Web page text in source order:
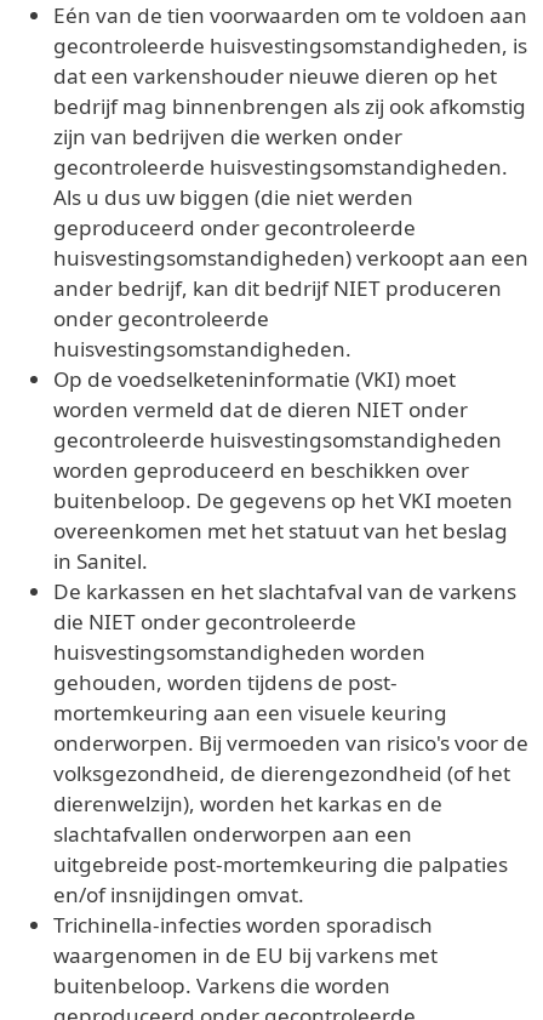
Eén van de tien voorwaarden om te voldoen aan
gecontroleerde huisvestingsomstandigheden, is
dat een varkenshouder nieuwe dieren op het
bedrijf mag binnenbrengen als zij ook afkomstig
zijn van bedrijven die werken onder
gecontroleerde huisvestingsomstandigheden.
Als u dus uw biggen (die niet werden
geproduceerd onder gecontroleerde
huisvestingsomstandigheden) verkoopt aan een
ander bedrijf, kan dit bedrijf NIET produceren
onder gecontroleerde
huisvestingsomstandigheden.
Op de voedselketeninformatie (VKI) moet
worden vermeld dat de dieren NIET onder
gecontroleerde huisvestingsomstandigheden
worden geproduceerd en beschikken over
buitenbeloop. De gegevens op het VKI moeten
overeenkomen met het statuut van het beslag
in Sanitel.
De karkassen en het slachtafval van de varkens
die NIET onder gecontroleerde
huisvestingsomstandigheden worden
gehouden, worden tijdens de post-
mortemkeuring aan een visuele keuring
onderworpen. Bij vermoeden van risico's voor de
volksgezondheid, de dierengezondheid (of het
dierenwelzijn), worden het karkas en de
slachtafvallen onderworpen aan een
uitgebreide post-mortemkeuring die palpaties
en/of insnijdingen omvat.
Trichinella-infecties worden sporadisch
waargenomen in de EU bij varkens met
buitenbeloop. Varkens die worden